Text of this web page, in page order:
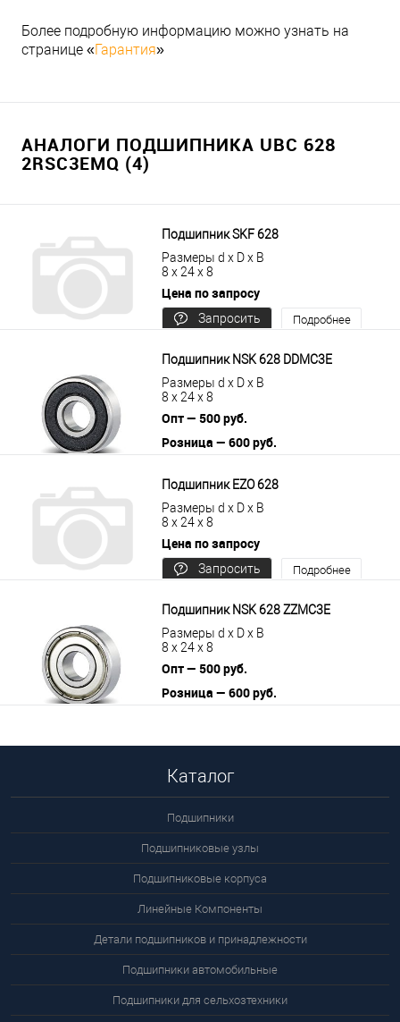
Более подробную информацию можно узнать на
странице «Гарантия»
АНАЛОГИ ПОДШИПНИКА UBC 628
2RSC3EMQ (4)
Подшипник SKF 628
Размеры d x D x B
8 x 24 x 8
Цена по запросу
Запросить
Подробнее
Подшипник NSK 628 DDMC3E
Размеры d x D x B
8 x 24 x 8
Опт — 500 руб.
Розница — 600 руб.
Подшипник EZO 628
Размеры d x D x B
8 x 24 x 8
Цена по запросу
Запросить
Подробнее
Подшипник NSK 628 ZZMC3E
Размеры d x D x B
8 x 24 x 8
Опт — 500 руб.
Розница — 600 руб.
Каталог
Подшипники
Подшипниковые узлы
Подшипниковые корпуса
Линейные Компоненты
Детали подшипников и принадлежности
Подшипники автомобильные
Подшипники для сельхозтехники